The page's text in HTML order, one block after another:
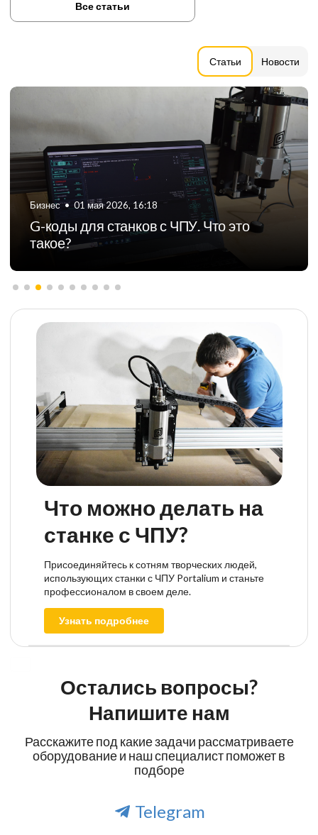
Статьи Новости
Все статьи
Бизнес • 01 мая 2026, 16:18
G-коды для станков с ЧПУ. Что это
такое?
Что можно делать на
станке с ЧПУ?
Присоединяйтесь к сотням творческих людей,
использующих станки с ЧПУ Portalium и станьте
профессионалом в своем деле.
Узнать подробнее
Остались вопросы?
Напишите нам
Расскажите под какие задачи рассматриваете
оборудование и наш специалист поможет в
подборе
Telegram